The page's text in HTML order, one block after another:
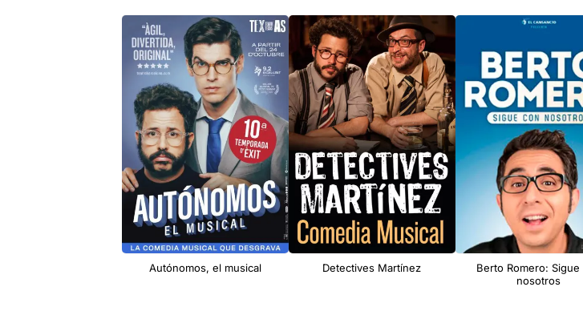
Autónomos, el musical Detectives Martínez
Berto Romero: Sigue
nosotros